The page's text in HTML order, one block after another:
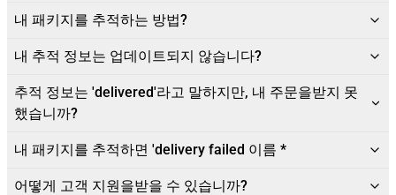
내 패키지를 추적하는 방법?
내 추적 정보는 업데이트되지 않습니다?
추적 정보는 'delivered'라고 말하지만, 내 주문을받지 못
했습니까?
내 패키지를 추적하면 'delivery failed 이름 *
어떻게 고객 지원을받을 수 있습니까?